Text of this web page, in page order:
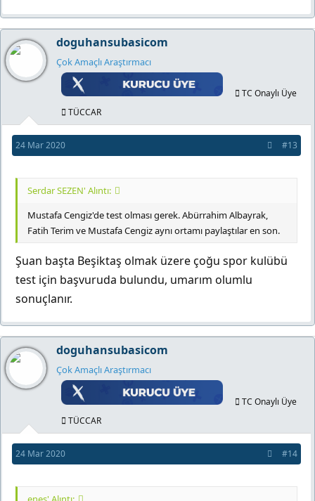
doguhansubasicom
Çok Amaçlı Araştırmacı
TC Onaylı Üye
TÜCCAR
24 Mar 2020 #13
Serdar SEZEN' Alıntı:
Mustafa Cengiz'de test olması gerek. Abürrahim Albayrak,
Fatih Terim ve Mustafa Cengiz aynı ortamı paylaştılar en son.
Şuan başta Beşiktaş olmak üzere çoğu spor kulübü
test için başvuruda bulundu, umarım olumlu
sonuçlanır.
doguhansubasicom
Çok Amaçlı Araştırmacı
TC Onaylı Üye
TÜCCAR
24 Mar 2020 #14